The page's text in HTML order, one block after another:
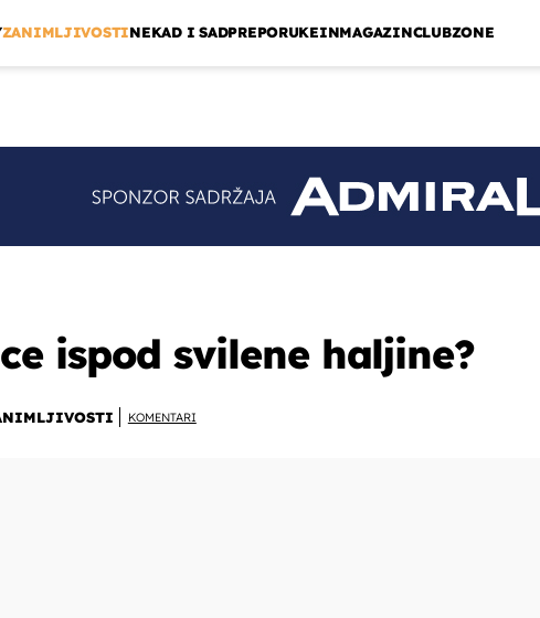
ZANIMLJIVOSTINEKAD I SADPREPORUKEINMAGAZINCLUBZONE
ispod svilene haljine?
KOMENTARI